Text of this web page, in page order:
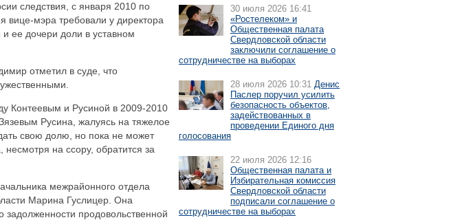
следствия, с января 2010 по
вице-мэра требовали у директора
ее дочери доли в уставном
отметил в суде, что
Контеевым и Русиной в 2009-2010
Русина, жалуясь на тяжелое
свою долю, но пока не может
на ссору, обратится за
межрайонного отдела
Марина Гуслицер. Она
задолженности продовольственной
30 июля 2026 16:41
«Ростелеком» и
Общественная палата
Свердловской области
заключили соглашение о
сотрудничестве на выборах
28 июля 2026 10:31 Денис
Паслер поручил усилить
безопасность объектов,
задействованных в
проведении Единого дня
голосования
22 июля 2026 12:16
Общественная палата и
Избирательная комиссия
Свердловской области
подписали соглашение о
сотрудничестве на выборах